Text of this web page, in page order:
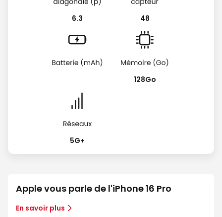
6.3 48
128Go
5G+
Apple vous parle de l'iPhone 16 Pro
En savoir plus